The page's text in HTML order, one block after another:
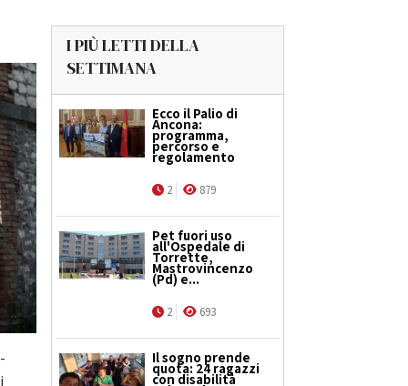
I PIÙ LETTI DELLA
SETTIMANA
Ecco il Palio di
Ancona:
programma,
percorso e
regolamento
2 879
Pet fuori uso
all'Ospedale di
Torrette,
Mastrovincenzo
(Pd) e...
2 693
Il sogno prende
quota: 24 ragazzi
con disabilità